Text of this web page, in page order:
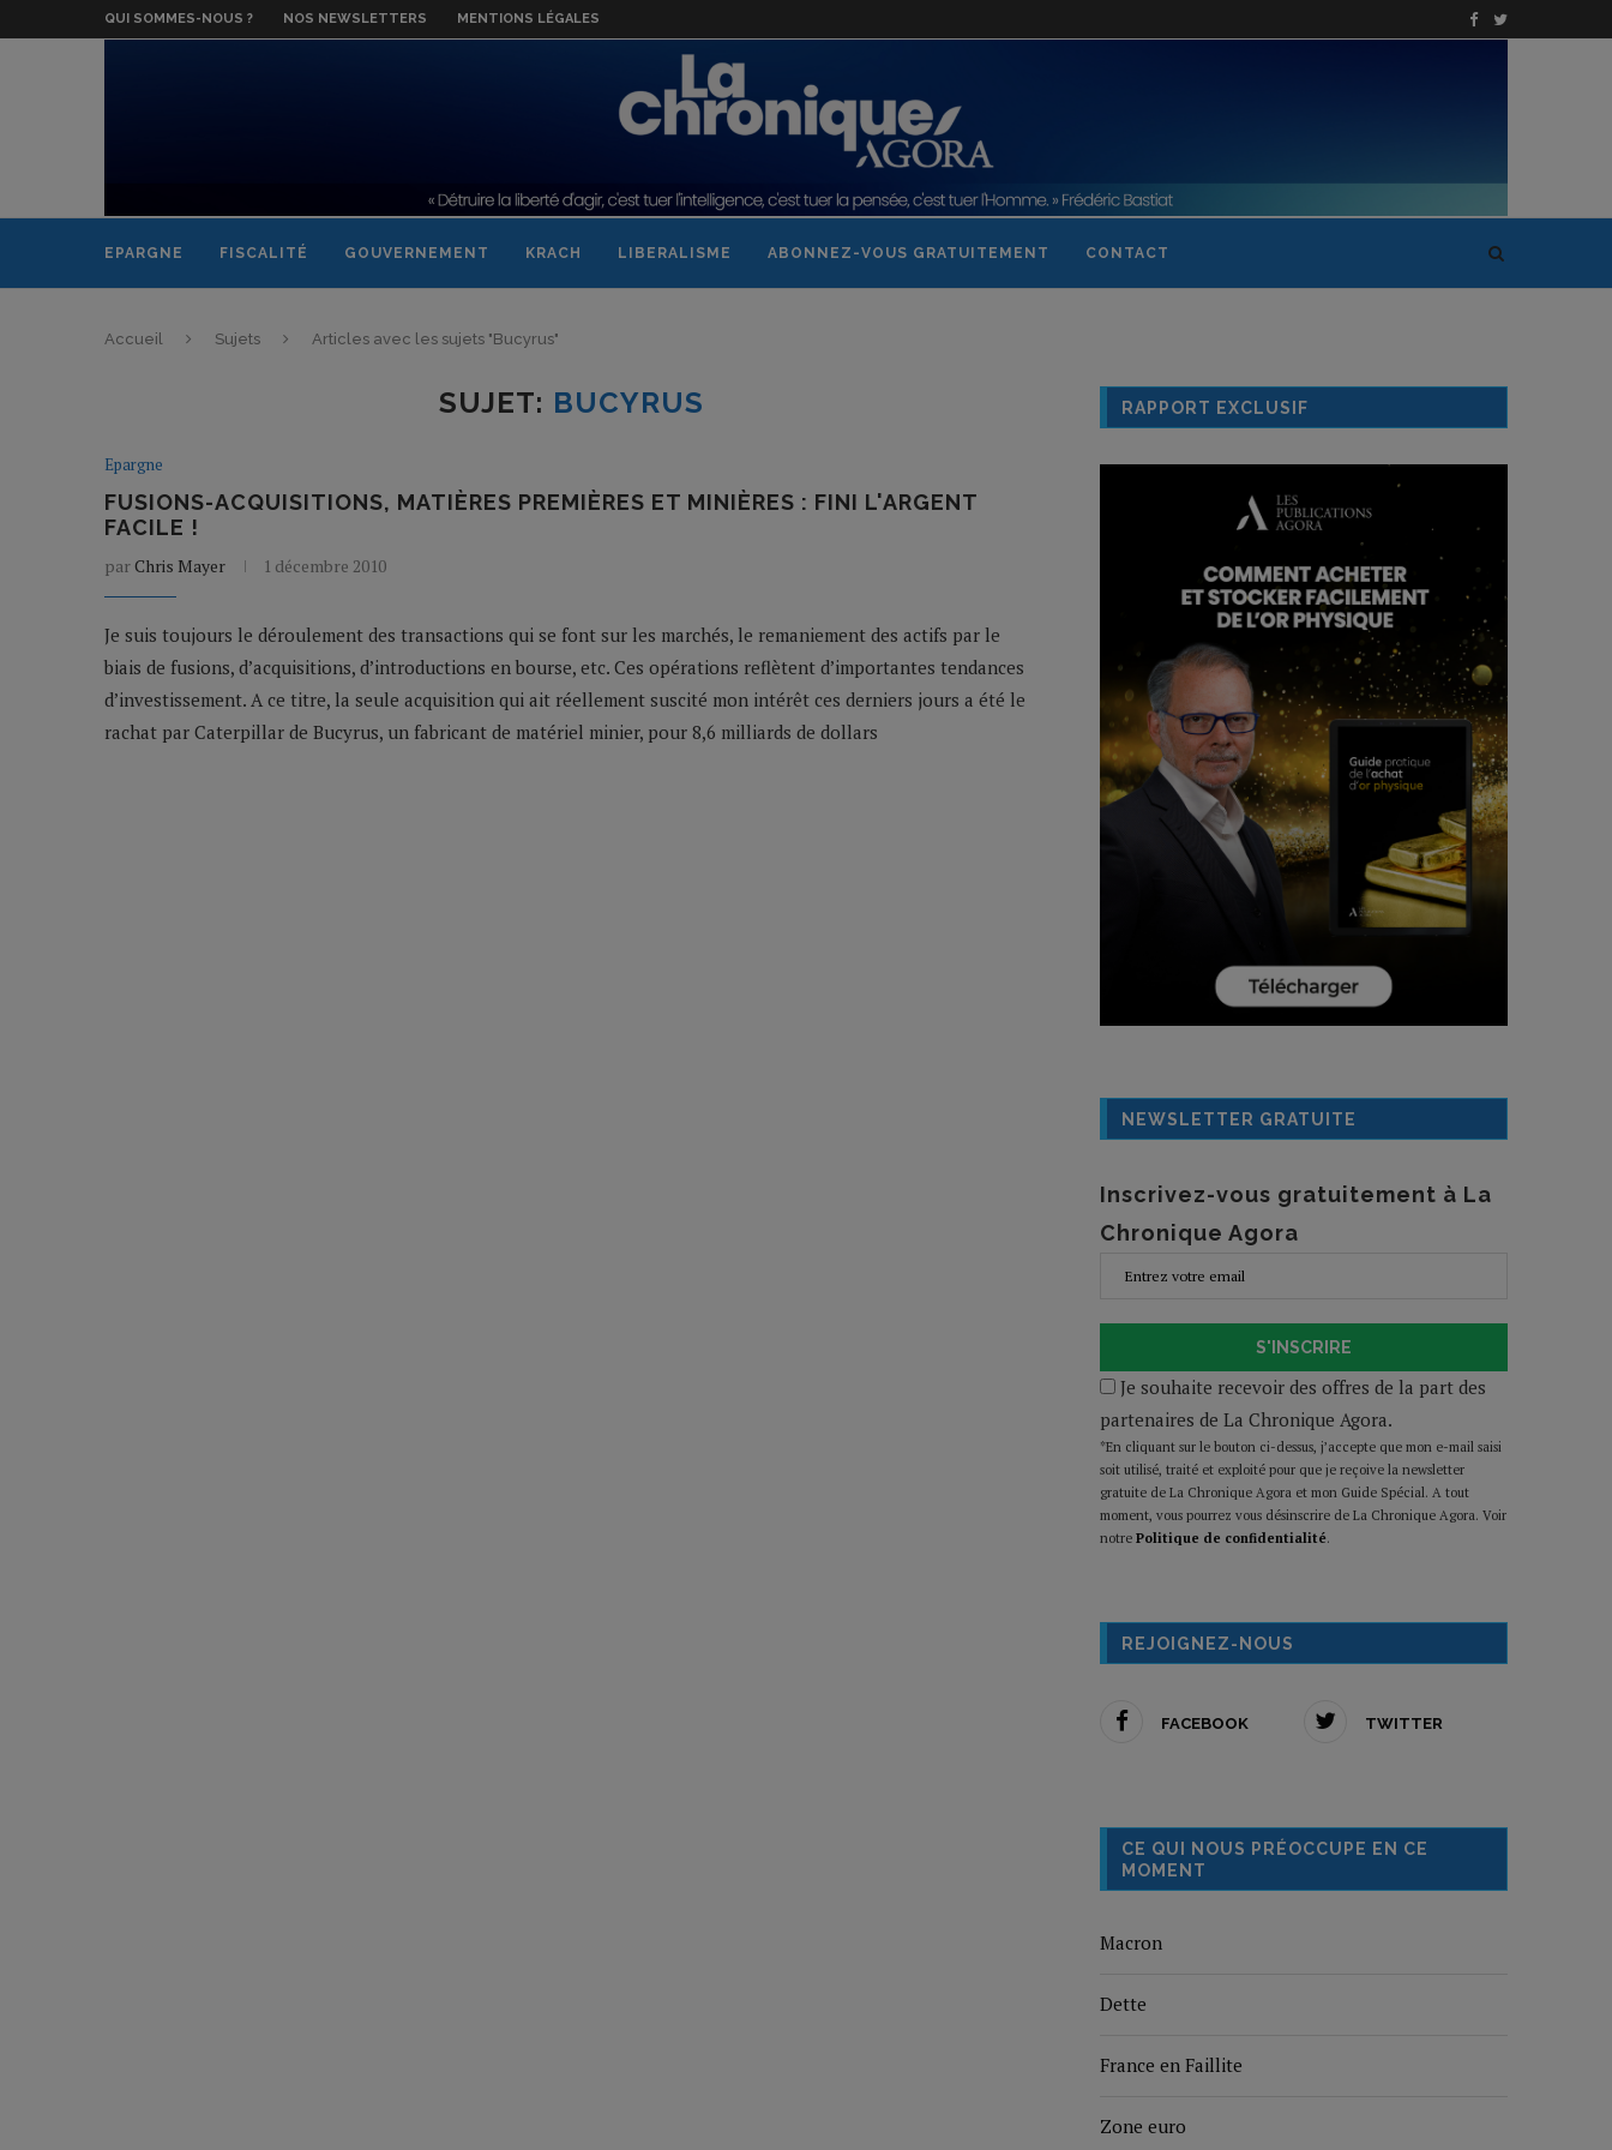
QUI SOMMES-NOUS ? NOS NEWSLETTERS MENTIONS LÉGALES
EPARGNE FISCALITÉ GOUVERNEMENT KRACH LIBERALISME ABONNEZ-VOUS GRATUITEMENT CONTACT
Accueil Sujets Articles avec les sujets "Bucyrus"
SUJET: BUCYRUS
Epargne
FUSIONS-ACQUISITIONS, MATIÈRES PREMIÈRES ET MINIÈRES : FINI L'ARGENT
FACILE !
parChris Mayer 1 décembre 2010
Je suis toujours le déroulement des transactions qui se font sur les marchés, le remaniement des actifs par le
biais de fusions, d’acquisitions, d’introductions en bourse, etc. Ces opérations reflètent d’importantes tendances
d’investissement. A ce titre, la seule acquisition qui ait réellement suscité mon intérêt ces derniers jours a été le
rachat par Caterpillar de Bucyrus, un fabricant de matériel minier, pour 8,6 milliards de dollars
RAPPORT EXCLUSIF
NEWSLETTER GRATUITE
Inscrivez-vous gratuitement à La
Chronique Agora
S'INSCRIRE
Je souhaite recevoir des offres de la part des
partenaires de La Chronique Agora.
*En cliquant sur le bouton ci-dessus, j’accepte que mon e-mail saisi
soit utilisé, traité et exploité pour que je reçoive la newsletter
gratuite de La Chronique Agora et mon Guide Spécial. A tout
moment, vous pourrez vous désinscrire de La Chronique Agora. Voir
notre Politique de confidentialité.
REJOIGNEZ-NOUS
FACEBOOK TWITTER
CE QUI NOUS PRÉOCCUPE EN CE
MOMENT
Macron
Dette
France en Faillite
Zone euro